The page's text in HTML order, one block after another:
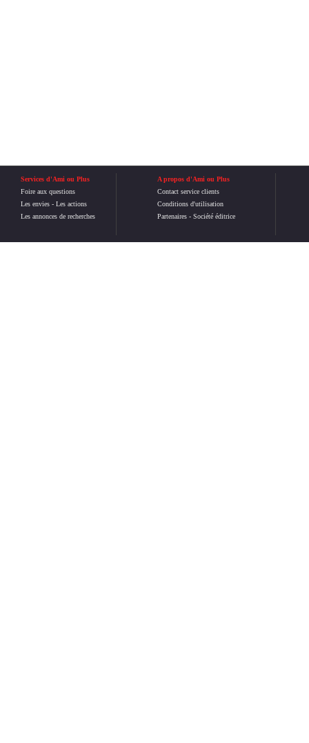
Services d'Ami ou Plus
Foire aux questions
Les envies - Les actions
Les annonces de recherches
A propos d'Ami ou Plus
Contact service clients
Conditions d'utilisation
Partenaires- Société éditrice